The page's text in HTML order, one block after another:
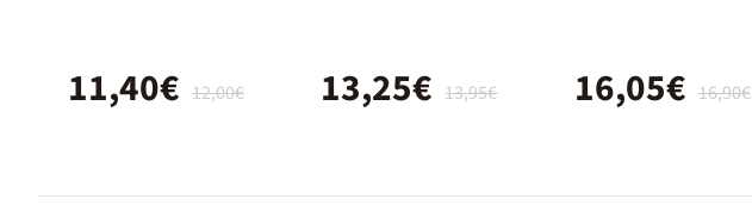
12,00€
11,40€ 13,95€
13,25€ 16,90€
16,05€